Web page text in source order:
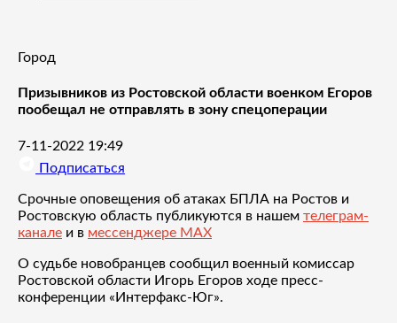
Город
Призывников из Ростовской области военком Егоров
пообещал не отправлять в зону спецоперации
7-11-2022 19:49
Подписаться
Срочные оповещения об атаках БПЛА на Ростов и
Ростовскую область публикуются в нашем телеграм-
канале и в мессенджере MAX
О судьбе новобранцев сообщил военный комиссар
Ростовской области Игорь Егоров ходе пресс-
конференции «Интерфакс-Юг».